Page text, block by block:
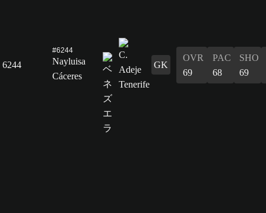
6244
#6244
Nayluisa
Cáceres
GK
OVR
69
PAC
68
SHO
69